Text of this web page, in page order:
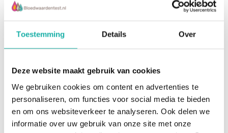
Toestemming Details Over
Deze website maakt gebruik van cookies
We gebruiken cookies om content en advertenties te
personaliseren, om functies voor social media te bieden
en om ons websiteverkeer te analyseren. Ook delen we
informatie over uw gebruik van onze site met onze
een aanhoudende infectie of een viruscontact.
Na infectie kan een permanente immuniteit worden
Risico voor het ongeboren kind
Bij niet-immune zwangeren leidt het doormaken van
een infectie met parvovirus B19 in een deel van de